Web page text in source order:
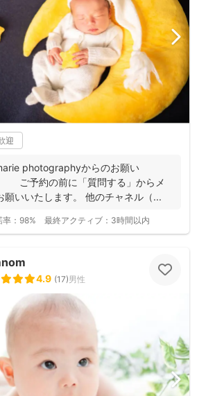
迎
photographyからのお願い
約の前に「質問する」からメ
願いいたします。 他のチャネル（...
： 98% 最終アクティブ： 3時間以内
4.9 (17)男性